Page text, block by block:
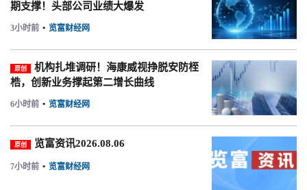
期支撑！头部公司业绩大爆发
3小时前 • 览富财经网
原创
机构扎堆调研！海康威视挣脱安防桎
梏，创新业务撑起第二增长曲线
6小时前 • 览富财经网
原创 览富资讯2026.08.06
7小时前 • 览富财经网